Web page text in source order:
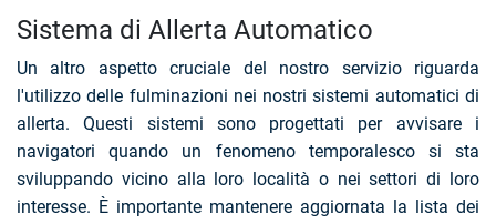
Sistema di Allerta Automatico
Un altro aspetto cruciale del nostro servizio riguarda
l'utilizzo delle fulminazioni nei nostri sistemi automatici di
allerta. Questi sistemi sono progettati per avvisare i
navigatori quando un fenomeno temporalesco si sta
sviluppando vicino alla loro località o nei settori di loro
interesse. È importante mantenere aggiornata la lista dei